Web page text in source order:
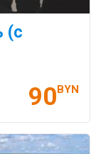
(с
90BYN